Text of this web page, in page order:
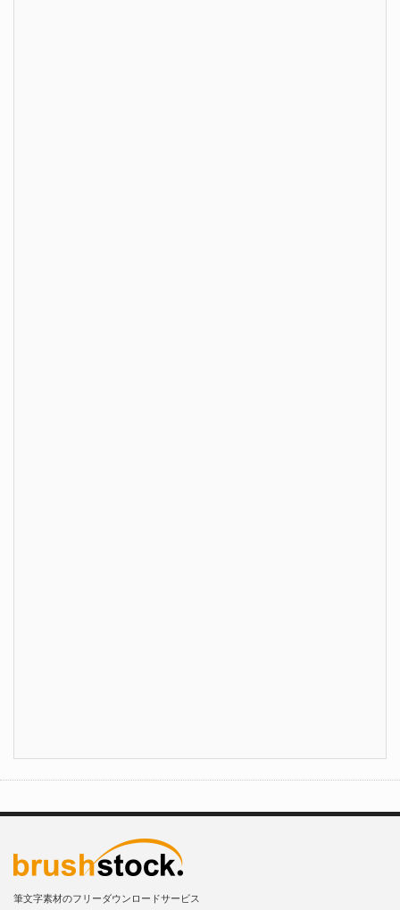
筆文字素材のフリーダウンロードサービス